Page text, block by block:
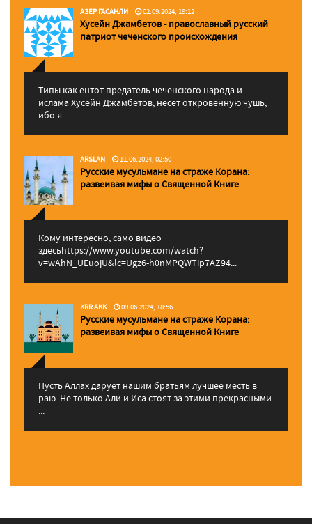
АЗЕР ГАСАНЛИ 02.09.2024, 19:12
Хусейн Джамбетов - православный русский
патриот чеченского происхождения
Типы как ентот предатель чеченского народа и
ислама Хусейн Джамбетов, несет откровенную чушь,
ибо я...
ARSLAN 11.06.2024, 02:50
Русские мусульмане на страже Корана:
pазвеивая мифы о Священной Книге
Кому интересно, само видео
здесьhttps://www.youtube.com/watch?
v=wAhN_UEuojU&lc=Ugz6-h0nMPQWTip7AZ94...
KRR AKK 09.06.2024, 18:56
Русские мусульмане на страже Корана:
pазвеивая мифы о Священной Книге
Пусть Аллах дарует нашим братьям лучшее месть в
раю. Не только Али и Иса стоят за этими прекрасными
...